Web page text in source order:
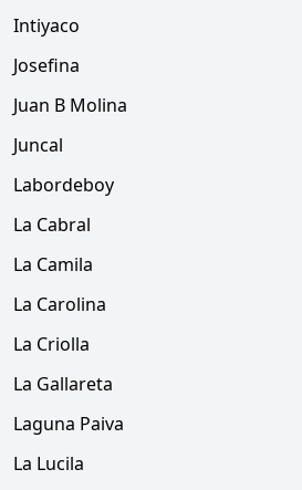
Intiyaco
Josefina
Juan B Molina
Juncal
Labordeboy
La Cabral
La Camila
La Carolina
La Criolla
La Gallareta
Laguna Paiva
La Lucila